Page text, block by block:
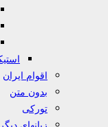
اقوام ایران
بدون متن
تورکی
زبانهای دیگر